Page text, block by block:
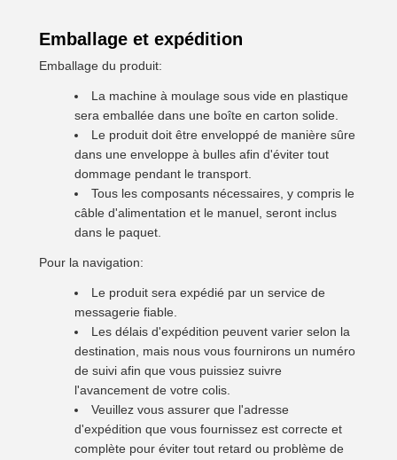
Emballage et expédition
Emballage du produit:
La machine à moulage sous vide en plastique
sera emballée dans une boîte en carton solide.
Le produit doit être enveloppé de manière sûre
dans une enveloppe à bulles afin d'éviter tout
dommage pendant le transport.
Tous les composants nécessaires, y compris le
câble d'alimentation et le manuel, seront inclus
dans le paquet.
Pour la navigation:
Le produit sera expédié par un service de
messagerie fiable.
Les délais d'expédition peuvent varier selon la
destination, mais nous vous fournirons un numéro
de suivi afin que vous puissiez suivre
l'avancement de votre colis.
Veuillez vous assurer que l'adresse
d'expédition que vous fournissez est correcte et
complète pour éviter tout retard ou problème de